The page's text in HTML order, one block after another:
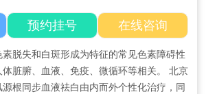
预约挂号 在线咨询
脱失和白斑形成为特征的常见色素障碍性
脏腑、血液、免疫、微循环等相关。 北京
根同步血液祛白由内而外个性化治疗，同